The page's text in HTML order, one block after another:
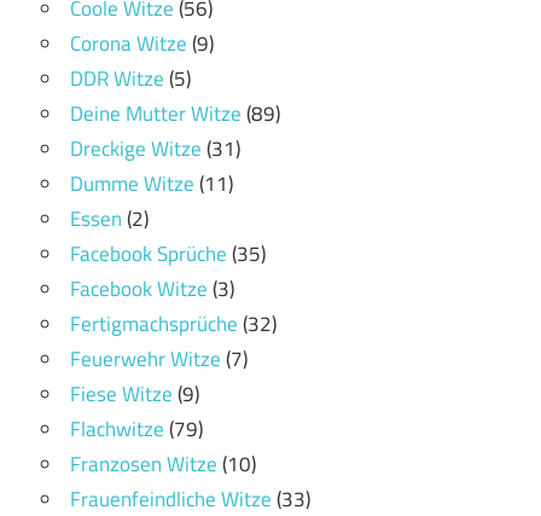
Coole Witze(56)
Corona Witze(9)
DDR Witze(5)
Deine Mutter Witze(89)
Dreckige Witze(31)
Dumme Witze(11)
Essen(2)
Facebook Sprüche(35)
Facebook Witze(3)
Fertigmachsprüche(32)
Feuerwehr Witze(7)
Fiese Witze(9)
Flachwitze(79)
Franzosen Witze(10)
Frauenfeindliche Witze(33)